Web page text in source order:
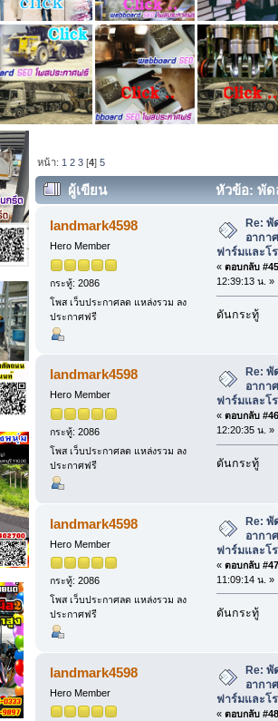
หน้า: 1 2 3 [4]5
ผู้เขียน
หัวข้อ: พัด
ฟาร์มและโรงงาน ในปัจจุบัน (อ่าน 849
landmark4598
Hero Member
กระทู้: 2086
โพส เว็บประกาศลด แหล่งรวม ลง
ประกาศฟรี
Re:
อากา
ฟาร์มและโ
« ตอบกลับ
12:39:13 น. »
ดันกระทู้
landmark4598
Hero Member
กระทู้: 2086
โพส เว็บประกาศลด แหล่งรวม ลง
ประกาศฟรี
Re:
อากา
ฟาร์มและโ
« ตอบกลับ
12:20:35 น. »
ดันกระทู้
landmark4598
Hero Member
กระทู้: 2086
โพส เว็บประกาศลด แหล่งรวม ลง
ประกาศฟรี
Re: พั
อากา
ฟาร์มและโ
« ตอบกลับ
11:09:14 น. »
ดันกระทู้
landmark4598
Hero Member
Re: พั
อากา
ฟาร์มและโ
« ตอบกลับ